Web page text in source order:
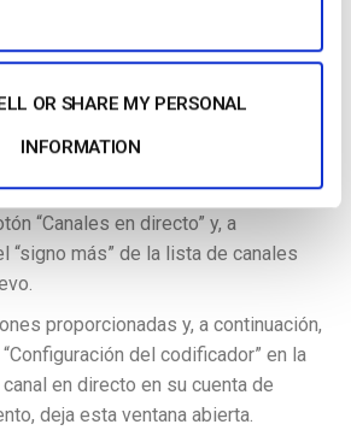
OR SHARE MY PERSONAL
INFORMATION
en tu cuenta de Dacast. *Nota: Esto
no lo has hecho. Así se hace la
DacastenDacast.com.
“Canales en directo” y, a
“signo más” de la lista de canales
proporcionadas y, a continuación,
del codificador” en la
en directo en su cuenta de
deja esta ventana abierta.